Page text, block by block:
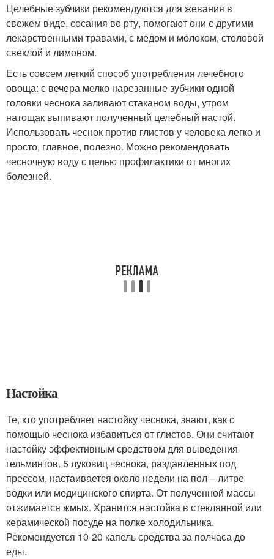
Целебные зубчики рекомендуются для жевания в
свежем виде, сосания во рту, помогают они с другими
лекарственными травами, с медом и молоком, столовой
свеклой и лимоном.
Есть совсем легкий способ употребления лечебного
овоща: с вечера мелко нарезанные зубчики одной
головки чеснока заливают стаканом воды, утром
натощак выпивают полученный целебный настой.
Использовать чеснок против глистов у человека легко и
просто, главное, полезно. Можно рекомендовать
чесночную воду с целью профилактики от многих
болезней.
Настойка
Те, кто употребляет настойку чеснока, знают, как с
помощью чеснока избавиться от глистов. Они считают
настойку эффективным средством для выведения
гельминтов. 5 луковиц чеснока, раздавленных под
прессом, настаивается около недели на пол – литре
водки или медицинского спирта. От полученной массы
отжимается жмых. Хранится настойка в стеклянной или
керамической посуде на полке холодильника.
Рекомендуется 10-20 капель средства за полчаса до
еды.